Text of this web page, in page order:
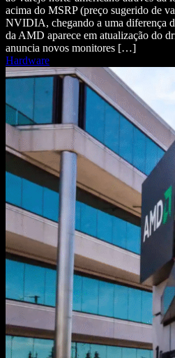
acima do MSRP (preço sugerido de
NVIDIA, chegando a uma diferença
da AMD aparece em atualização do
anuncia novos monitores […]
Hardware